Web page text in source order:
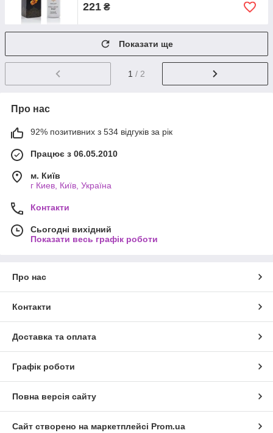
221 ₴
Показати ще
1 / 2
Про нас
92% позитивних з 534 відгуків за рік
Працює з 06.05.2010
м. Київ
г Киев, Київ, Україна
Контакти
Сьогодні вихідний
Показати весь графік роботи
Про нас
Контакти
Доставка та оплата
Графік роботи
Повна версія сайту
Сайт створено на маркетплейсі Prom.ua